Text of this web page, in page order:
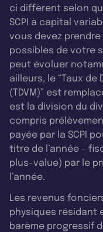
ci diffèrent selon
SCPI à capital
vous devez
possibles de votre
peut évoluer
ailleurs, le “Taux
(TDVM)” est
est la division du
compris
payée par la SCPI
titre de l’année -
plus-value) par le
l’année.
Les revenus
physiques résidant
barème progressif